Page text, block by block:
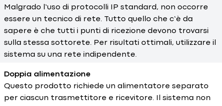
Malgrado l’uso di protocolli IP standard, non occorre
essere un tecnico di rete. Tutto quello che c’è da
sapere è che tutti i punti di ricezione devono trovarsi
sulla stessa sottorete. Per risultati ottimali, utilizzare il
sistema su una rete indipendente.
Doppia alimentazione
Questo prodotto richiede un alimentatore separato
per ciascun trasmettitore e ricevitore. Il sistema non